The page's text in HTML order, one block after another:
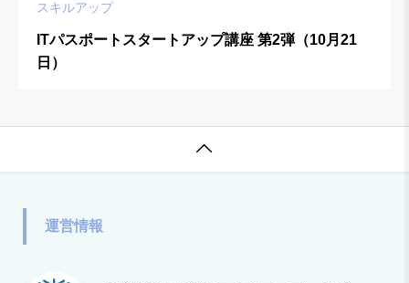
スキルアップ
ITパスポートスタートアップ講座 第2弾（10月21
日）

運営情報